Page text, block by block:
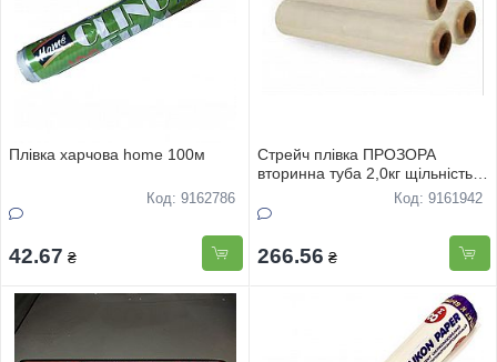
Плівка харчова home 100м
Код: 9162786
42.67 ₴
Стрейч плівка ПРОЗОРА
вторинна туба 2,0кг щільність
Код: 9161942
266.56 ₴